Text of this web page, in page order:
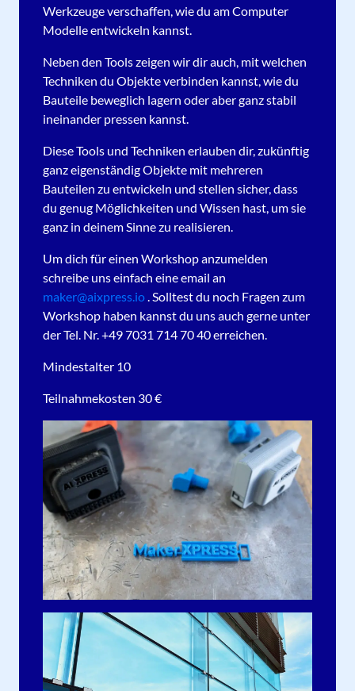
Werkzeuge verschaffen, wie du am Computer
Modelle entwickeln kannst.
Neben den Tools zeigen wir dir auch, mit welchen
Techniken du Objekte verbinden kannst, wie du
Bauteile beweglich lagern oder aber ganz stabil
ineinander pressen kannst.
Diese Tools und Techniken erlauben dir, zukünftig
ganz eigenständig Objekte mit mehreren
Bauteilen zu entwickeln und stellen sicher, dass
du genug Möglichkeiten und Wissen hast, um sie
ganz in deinem Sinne zu realisieren.
Um dich für einen Workshop anzumelden
schreibe uns einfach eine email an
maker@aixpress.io . Solltest du noch Fragen zum
Workshop haben kannst du uns auch gerne unter
der Tel. Nr. +49 7031 714 70 40 erreichen.
Mindestalter 10
Teilnahmekosten 30 €